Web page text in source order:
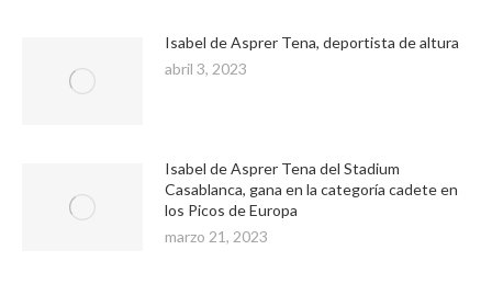
Isabel de Asprer Tena, deportista de altura
abril 3, 2023
Isabel de Asprer Tena del Stadium
Casablanca, gana en la categoría cadete en
los Picos de Europa
marzo 21, 2023